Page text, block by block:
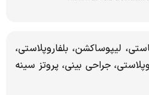
لیپوساکشن، بلفاروپلاستی،
جراحی بینی، پروتز سینه